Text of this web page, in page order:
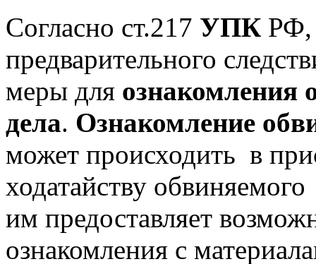
Согласно ст.217 УПК РФ,
предварительного
меры для ознакомления
дела. Ознакомление
может происходить в
ходатайству
им предоставляет
ознакомления с